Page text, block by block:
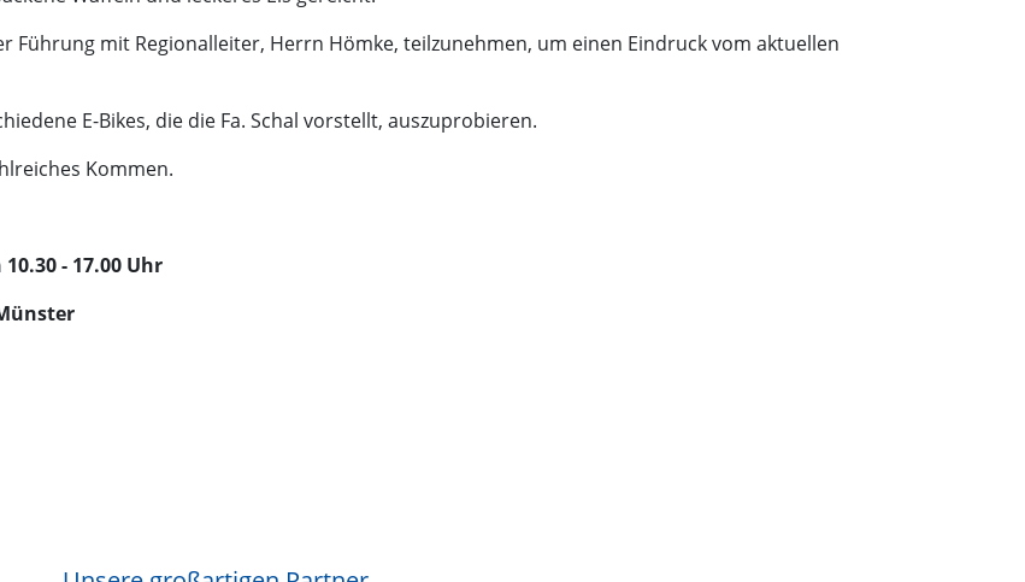
Führung mit Regionalleiter, Herrn Hömke, teilzunehmen, um einen Eindruck vom aktuellen
E-Bikes, die die Fa. Schal vorstellt, auszuprobieren.
Kommen.
- 17.00 Uhr